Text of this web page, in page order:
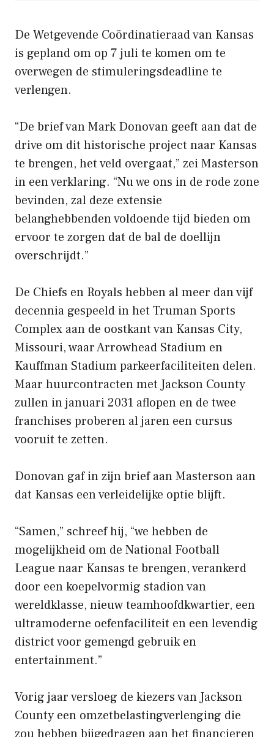
De Wetgevende Coördinatieraad van Kansas
is gepland om op 7 juli te komen om te
overwegen de stimuleringsdeadline te
verlengen.
“De brief van Mark Donovan geeft aan dat de
drive om dit historische project naar Kansas
te brengen, het veld overgaat,” zei Masterson
in een verklaring. “Nu we ons in de rode zone
bevinden, zal deze extensie
belanghebbenden voldoende tijd bieden om
ervoor te zorgen dat de bal de doellijn
overschrijdt.”
De Chiefs en Royals hebben al meer dan vijf
decennia gespeeld in het Truman Sports
Complex aan de oostkant van Kansas City,
Missouri, waar Arrowhead Stadium en
Kauffman Stadium parkeerfaciliteiten delen.
Maar huurcontracten met Jackson County
zullen in januari 2031 aflopen en de twee
franchises proberen al jaren een cursus
vooruit te zetten.
Donovan gaf in zijn brief aan Masterson aan
dat Kansas een verleidelijke optie blijft.
“Samen,” schreef hij, “we hebben de
mogelijkheid om de National Football
League naar Kansas te brengen, verankerd
door een koepelvormig stadion van
wereldklasse, nieuw teamhoofdkwartier, een
ultramoderne oefenfaciliteit en een levendig
district voor gemengd gebruik en
entertainment.”
Vorig jaar versloeg de kiezers van Jackson
County een omzetbelastingverlenging die
zou hebben bijgedragen aan het financieren